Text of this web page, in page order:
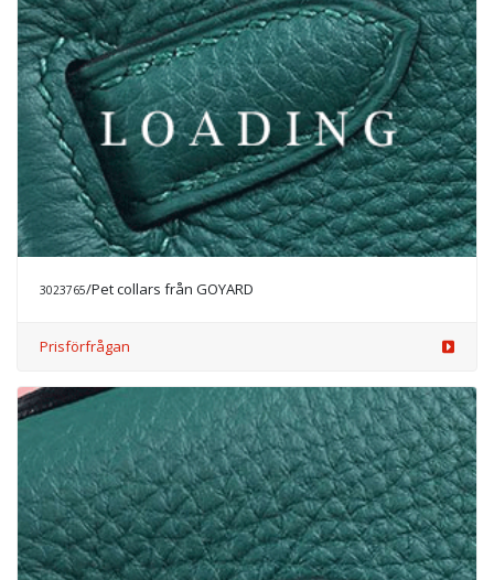
3023765/Pet collars från GOYARD
Prisförfrågan